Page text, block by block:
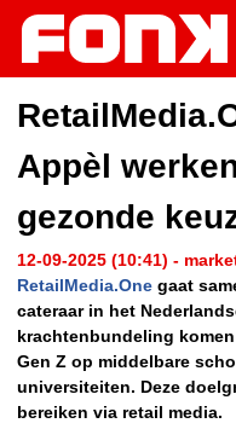
Appèl
gezonde
12-09-2025 (10:41) -
RetailMedia.One gaat
cateraar in het
krachtenbundeling
Gen Z op middelbare
universiteiten. Deze
bereiken via retail media.